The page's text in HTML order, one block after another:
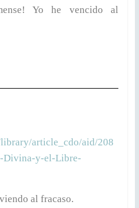
Yo he vencido al
article_cdo/aid/208
Divina-y-el-Libre-
al fracaso.